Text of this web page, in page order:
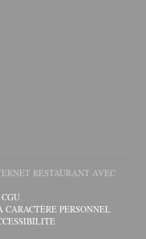
fenêtre))
RESTAURANT AVEC
UNE NOUVELLE FENÊTRE))
NOUVELLE FENÊTRE))
CGU((OUVRE UNE NOUVELLE
PERSONNEL
UNE NOUVELLE FENÊTRE))
FENÊTRE))
((OUVRE UNE NOUVELLE